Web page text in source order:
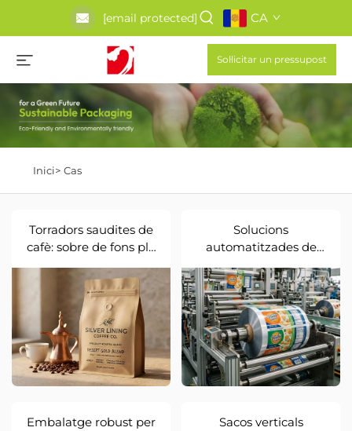
[email protected] CA
Sol·licitar un pressupost
Inici> Cas
Torradors saudites de
cafè: sobre de fons pla
personalitzat amb
vàlvula unidireccional
Solucions
automatitzades de
la producció
ultraràpida d’aperitius
Embalatge robust per
Sacos verticals